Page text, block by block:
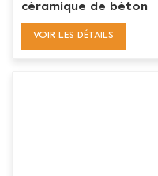
céramique de béton
en spirale de 7 pouces
VOIR LES DÉTAILS